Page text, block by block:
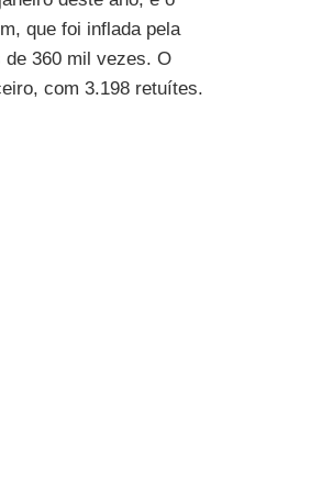
que foi inflada pela
de 360 mil vezes. O
com 3.198 retuítes.